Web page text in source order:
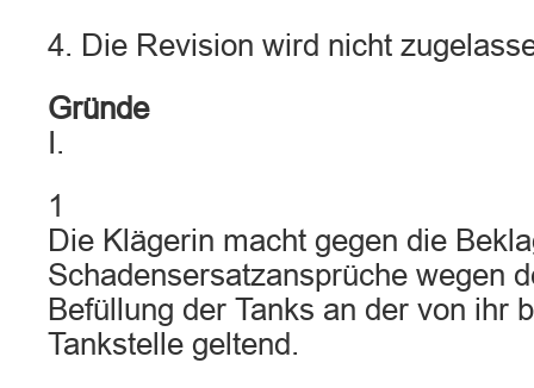
4. Die Revision wird nicht
Gründe
I.
1
Die Klägerin macht gegen die
Schadensersatzansprüche wegen
Befüllung der Tanks an der von ihr
Tankstelle geltend.